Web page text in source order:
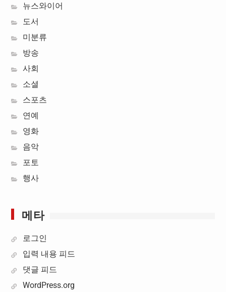
뉴스와이어
도서
미분류
방송
사회
소셜
스포츠
연예
영화
음악
포토
행사
메타
로그인
입력 내용 피드
댓글 피드
WordPress.org